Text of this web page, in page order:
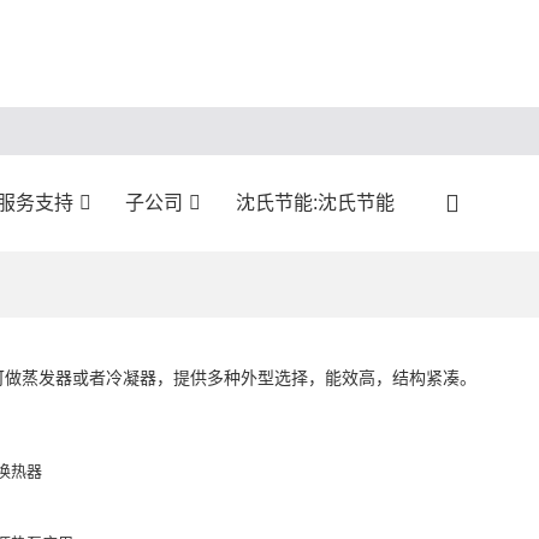
务支持 子公司 沈氏节能:沈氏节能
蒸发器或者冷凝器，提供多种外型选择，能效高，结构紧凑。
热器